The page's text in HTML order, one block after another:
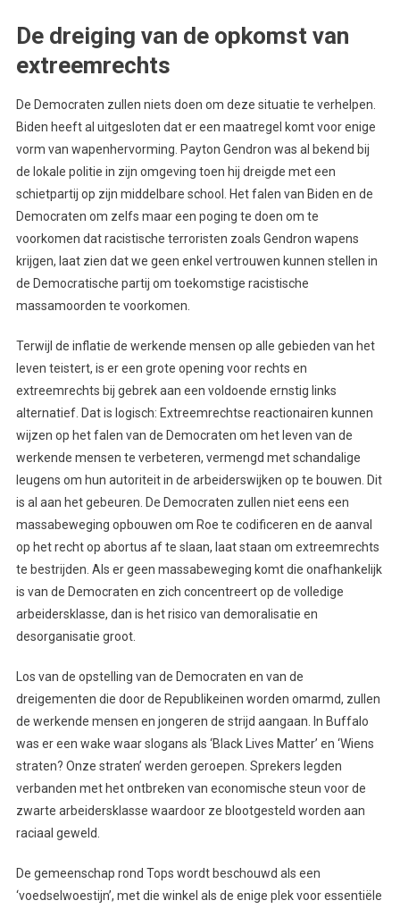
De dreiging van de opkomst van
extreemrechts
De Democraten zullen niets doen om deze situatie te verhelpen.
Biden heeft al uitgesloten dat er een maatregel komt voor enige
vorm van wapenhervorming. Payton Gendron was al bekend bij
de lokale politie in zijn omgeving toen hij dreigde met een
schietpartij op zijn middelbare school. Het falen van Biden en de
Democraten om zelfs maar een poging te doen om te
voorkomen dat racistische terroristen zoals Gendron wapens
krijgen, laat zien dat we geen enkel vertrouwen kunnen stellen in
de Democratische partij om toekomstige racistische
massamoorden te voorkomen.
Terwijl de inflatie de werkende mensen op alle gebieden van het
leven teistert, is er een grote opening voor rechts en
extreemrechts bij gebrek aan een voldoende ernstig links
alternatief. Dat is logisch: Extreemrechtse reactionairen kunnen
wijzen op het falen van de Democraten om het leven van de
werkende mensen te verbeteren, vermengd met schandalige
leugens om hun autoriteit in de arbeiderswijken op te bouwen. Dit
is al aan het gebeuren. De Democraten zullen niet eens een
massabeweging opbouwen om Roe te codificeren en de aanval
op het recht op abortus af te slaan, laat staan om extreemrechts
te bestrijden. Als er geen massabeweging komt die onafhankelijk
is van de Democraten en zich concentreert op de volledige
arbeidersklasse, dan is het risico van demoralisatie en
desorganisatie groot.
Los van de opstelling van de Democraten en van de
dreigementen die door de Republikeinen worden omarmd, zullen
de werkende mensen en jongeren de strijd aangaan. In Buffalo
was er een wake waar slogans als ‘Black Lives Matter’ en ‘Wiens
straten? Onze straten’ werden geroepen. Sprekers legden
verbanden met het ontbreken van economische steun voor de
zwarte arbeidersklasse waardoor ze blootgesteld worden aan
raciaal geweld.
De gemeenschap rond Tops wordt beschouwd als een
‘voedselwoestijn’, met die winkel als de enige plek voor essentiële